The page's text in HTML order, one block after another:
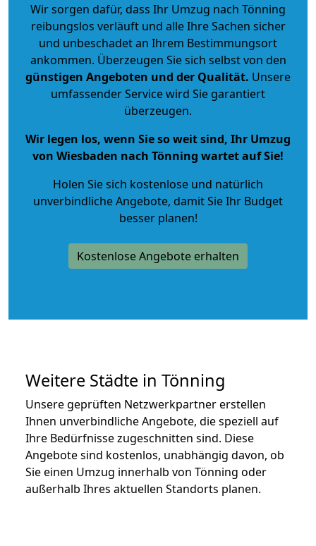
Wir sorgen dafür, dass Ihr Umzug nach Tönning
reibungslos verläuft und alle Ihre Sachen sicher
und unbeschadet an Ihrem Bestimmungsort
ankommen. Überzeugen Sie sich selbst von den
günstigen Angeboten und der Qualität. Unsere
umfassender Service wird Sie garantiert
überzeugen.
Wir legen los, wenn Sie so weit sind, Ihr Umzug
von Wiesbaden nach Tönning wartet auf Sie!
Holen Sie sich kostenlose und natürlich
unverbindliche Angebote, damit Sie Ihr Budget
besser planen!
Kostenlose Angebote erhalten
Weitere Städte in Tönning
Unsere geprüften Netzwerkpartner erstellen
Ihnen unverbindliche Angebote, die speziell auf
Ihre Bedürfnisse zugeschnitten sind. Diese
Angebote sind kostenlos, unabhängig davon, ob
Sie einen Umzug innerhalb von Tönning oder
außerhalb Ihres aktuellen Standorts planen.